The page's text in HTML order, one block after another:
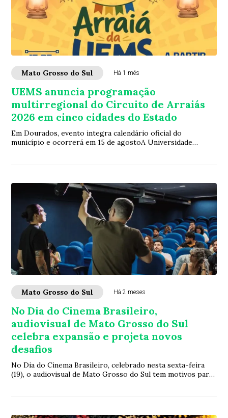
Mato Grosso do Sul Há 1 mês
UEMS anuncia programação
multirregional do Circuito de Arraiás
2026 em cinco cidades do Estado
Em Dourados, evento integra calendário oficial do
município e ocorrerá em 15 de agostoA Universidade
Mato Grosso do Sul Há 2 meses
No Dia do Cinema Brasileiro,
audiovisual de Mato Grosso do Sul
celebra expansão e projeta novos
desafios
No Dia do Cinema Brasileiro, celebrado nesta sexta-feira
(19), o audiovisual de Mato Grosso do Sul tem motivos para